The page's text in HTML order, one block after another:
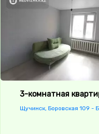
3-комнатная
Щучинск, Боровская 109 -